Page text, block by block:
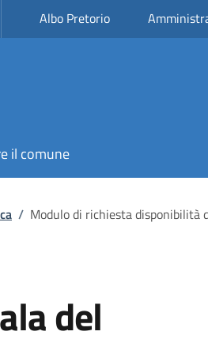
Albo Pretorio
il comune
/ Modulo di richiesta disponibilità
del